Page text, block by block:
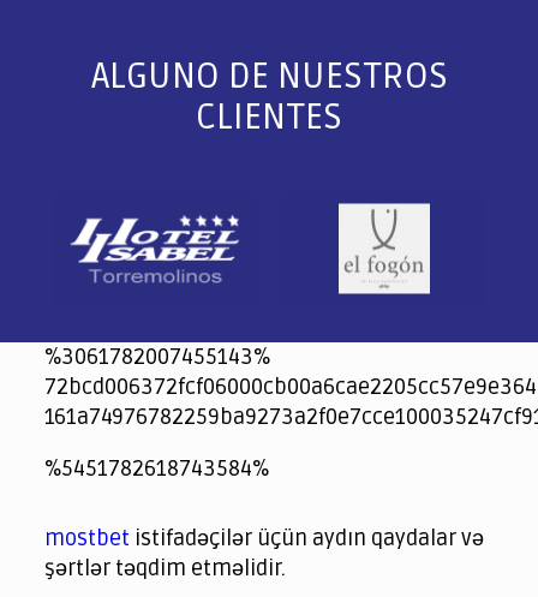
ALGUNO DE NUESTROS
CLIENTES
%3061782007455143%
jeetcity
1xbet
jeet city casino
%5451782618743584%
spintiger
Avabet
Spinrise
Crown Green
Crowngreen casino login
슈가 러쉬1000 슬롯
crazy time casino online
1xcasinozambia.com
codingworldnews.com
parimatch.kr
winorio
winorio casino
winorio
mostbet istifadəçilər üçün aydın qaydalar və
şərtlər təqdim etməlidir.